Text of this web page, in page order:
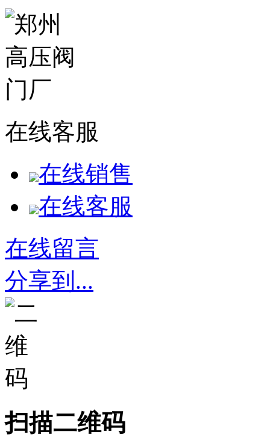
在线客服
在线销售
在线客服
在线留言
分享到...
扫描二维码